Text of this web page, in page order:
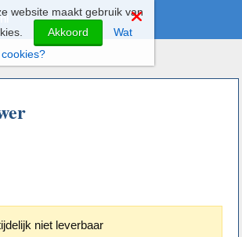
niet leverbaar
website maakt gebruik van
Akkoord
Wat